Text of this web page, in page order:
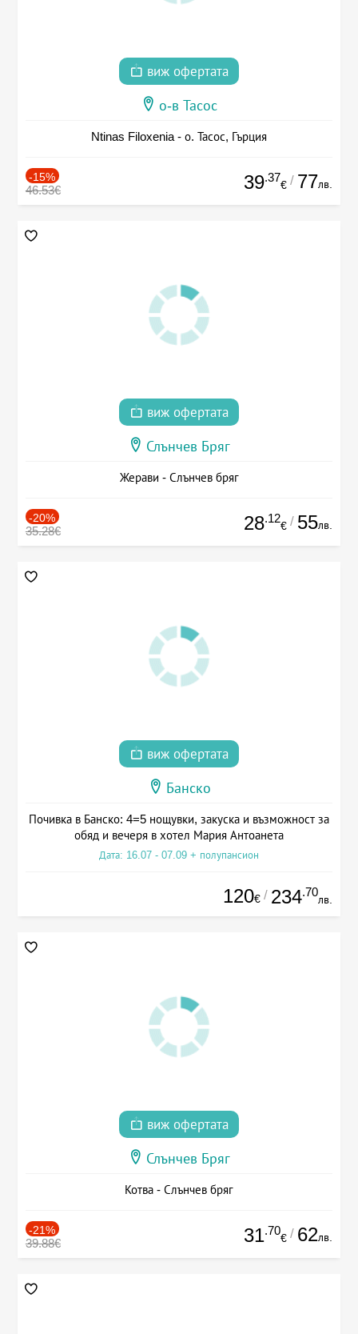
виж офертата
о-в Тасос
Ntinas Filoxenia - о. Тасос, Гърция
-15%
46.53€ 39.37
€ / 77лв.
виж офертата
Слънчев Бряг
Жерави - Слънчев бряг
-20%
35.28€ 28.12
€ / 55лв.
виж офертата
Банско
Почивка в Банско: 4=5 нощувки, закуска и възможност за
обяд и вечеря в хотел Мария Антоанета
Дата: 16.07 - 07.09 + полупансион
120€ / 234.70
лв.
виж офертата
Слънчев Бряг
Котва - Слънчев бряг
-21%
39.88€ 31.70
€ / 62лв.